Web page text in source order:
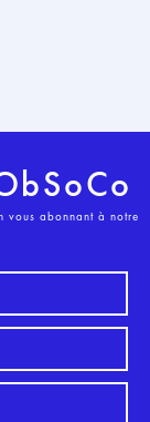
vous abonnant à notre